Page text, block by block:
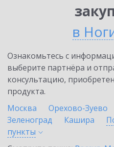
в
Ознакомьтесь с
выберите партнёра и
консультацию,
продукта.
Москва
Орехово-Зуево
Зеленоград
Кашира
пункты